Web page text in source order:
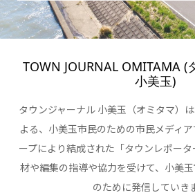
TOWN JOURNAL OMITAMA (
小美玉)
タウンジャーナル 小美玉（オミタマ）
よる、小美玉市民のための市民メディ
ープにより結成された「タウンレポー
材や編集の指導や協力を受けて、小美
のために発信していき